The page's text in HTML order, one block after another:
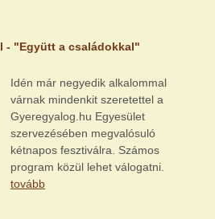
- "Együtt a családokkal"
Idén már negyedik alkalommal
várnak mindenkit szeretettel a
Gyeregyalog.hu Egyesület
szervezésében megvalósuló
kétnapos fesztiválra. Számos
program közül lehet válogatni.
tovább